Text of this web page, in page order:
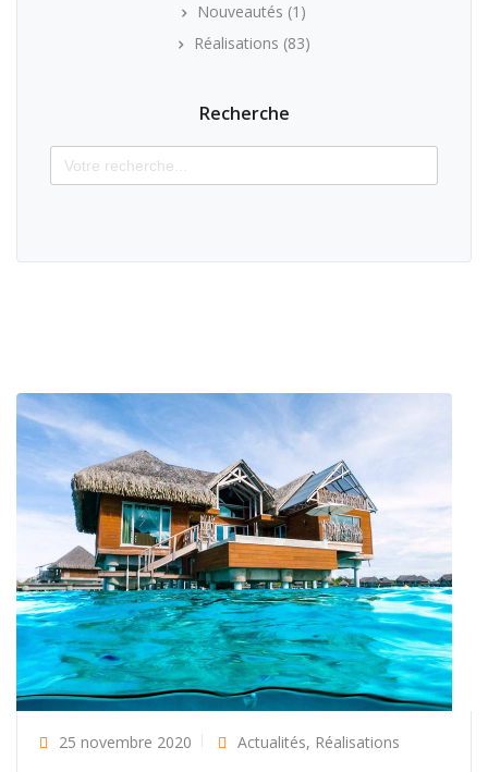
Nouveautés (1)
Réalisations (83)
Recherche
Search
for:
25 novembre 2020 Actualités, Réalisations